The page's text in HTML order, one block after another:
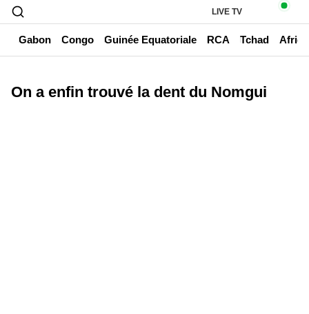
LIVE TV
Gabon Congo Guinée Equatoriale RCA Tchad
On a enfin trouvé la dent du Nomgui